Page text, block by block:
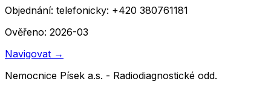
Objednání: telefonicky: +420 380761181
Ověřeno: 2026-03
Navigovat →
Nemocnice Písek a.s. - Radiodiagnostické odd.